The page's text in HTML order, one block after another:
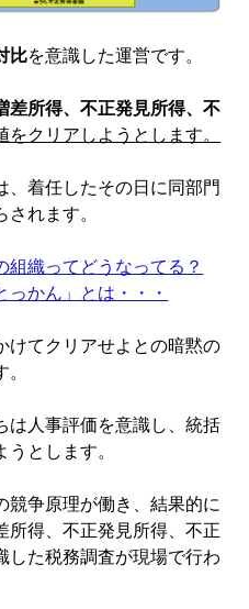
比を意識した運営です。
差所得、不正発見所得、不
をクリアしようとします。
、着任したその日に同部門
れます。
組織ってどうなってる？
っかん」とは・・・
けてクリアせよとの暗黙の
は人事評価を意識し、統括
とします。
競争原理が働き、結果的に
所得、不正発見所得、不正
した税務調査が現場で行わ